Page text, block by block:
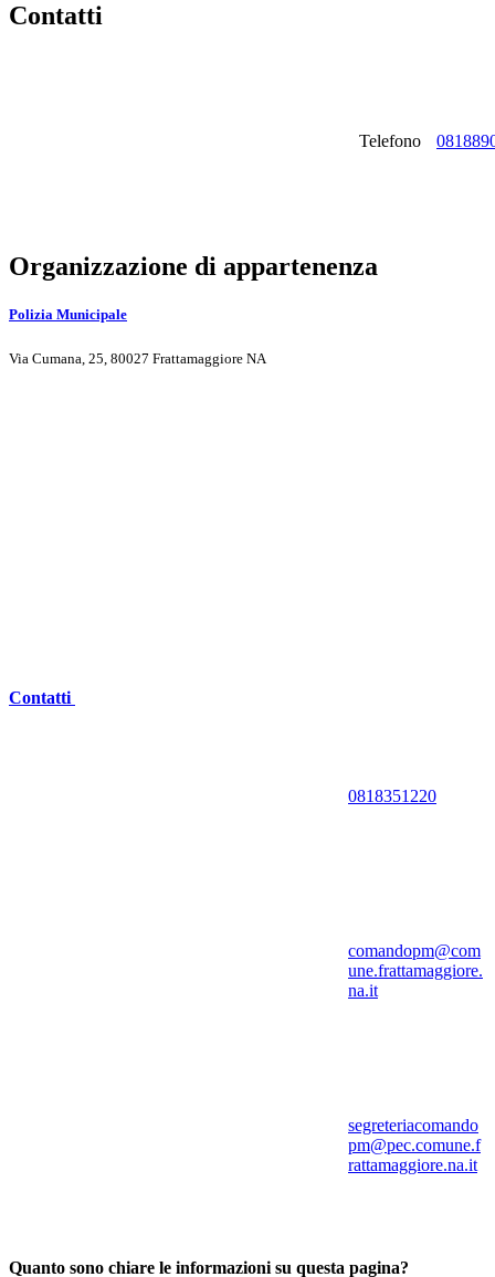
Contatti
Telefono
Organizzazione di appartenenza
Polizia Municipale
Via Cumana, 25, 80027 Frattamaggiore NA
Contatti
0818351220
comandopm@com
une.frattamaggiore.
na.it
segreteriacomando
pm@pec.comune.f
rattamaggiore.na.it
Quanto sono chiare le informazioni su questa pagina?